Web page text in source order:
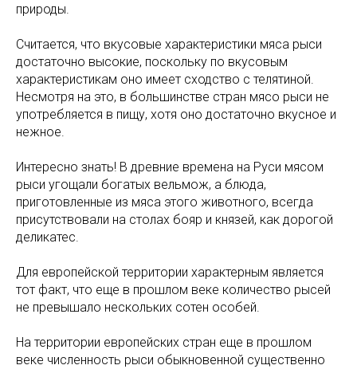
природы.
Считается, что вкусовые характеристики мяса рыси
достаточно высокие, поскольку по вкусовым
характеристикам оно имеет сходство с телятиной.
Несмотря на это, в большинстве стран мясо рыси не
употребляется в пищу, хотя оно достаточно вкусное и
нежное.
Интересно знать! В древние времена на Руси мясом
рыси угощали богатых вельмож, а блюда,
приготовленные из мяса этого животного, всегда
присутствовали на столах бояр и князей, как дорогой
деликатес.
Для европейской территории характерным является
тот факт, что еще в прошлом веке количество рысей
не превышало нескольких сотен особей.
На территории европейских стран еще в прошлом
веке численность рыси обыкновенной существенно